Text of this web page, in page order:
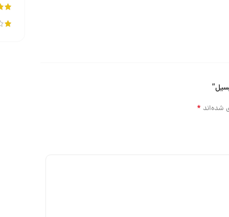
شده‌اند *